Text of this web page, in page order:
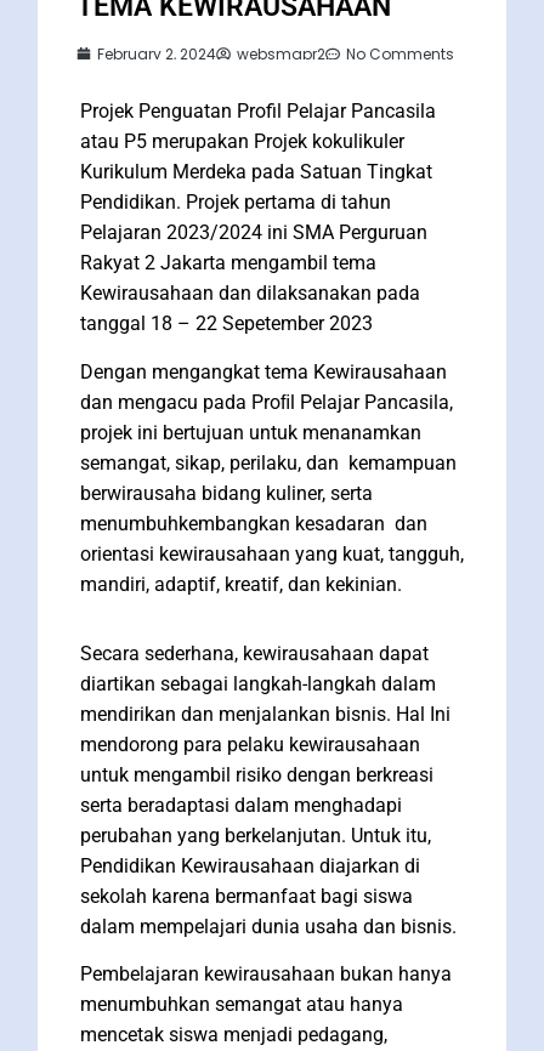
TEMA KEWIRAUSAHAAN
February 2, 2024 websmapr2 No Comments
Projek Penguatan Profil Pelajar Pancasila
atau P5 merupakan Projek kokulikuler
Kurikulum Merdeka pada Satuan Tingkat
Pendidikan. Projek pertama di tahun
Pelajaran 2023/2024 ini SMA Perguruan
Rakyat 2 Jakarta mengambil tema
Kewirausahaan dan dilaksanakan pada
tanggal 18 – 22 Sepetember 2023
Dengan mengangkat tema Kewirausahaan
dan mengacu pada Proﬁl Pelajar Pancasila,
projek ini bertujuan untuk menanamkan
semangat, sikap, perilaku, dan kemampuan
berwirausaha bidang kuliner, serta
menumbuhkembangkan kesadaran dan
orientasi kewirausahaan yang kuat, tangguh,
mandiri, adaptif, kreatif, dan kekinian.
Secara sederhana, kewirausahaan dapat
diartikan sebagai langkah-langkah dalam
mendirikan dan menjalankan bisnis. Hal Ini
mendorong para pelaku kewirausahaan
untuk mengambil risiko dengan berkreasi
serta beradaptasi dalam menghadapi
perubahan yang berkelanjutan. Untuk itu,
Pendidikan Kewirausahaan diajarkan di
sekolah karena bermanfaat bagi siswa
dalam mempelajari dunia usaha dan bisnis.
Pembelajaran kewirausahaan bukan hanya
menumbuhkan semangat atau hanya
mencetak siswa menjadi pedagang,